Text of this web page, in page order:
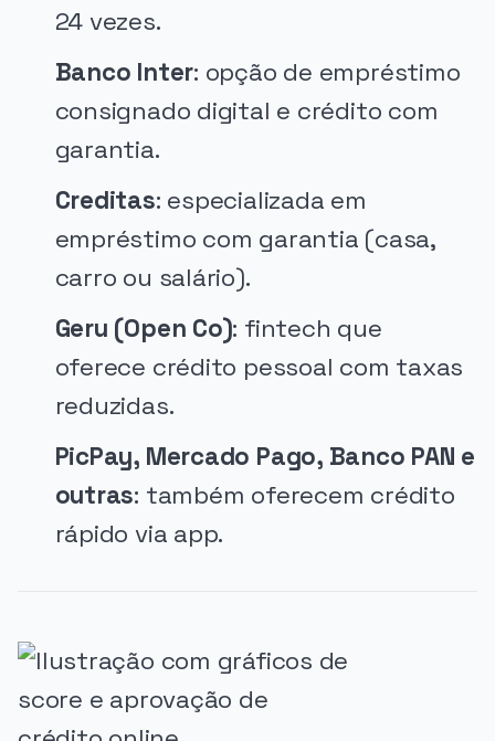
24 vezes.
Banco Inter: opção de empréstimo
consignado digital e crédito com
garantia.
Creditas: especializada em
empréstimo com garantia (casa,
carro ou salário).
Geru (Open Co): fintech que
oferece crédito pessoal com taxas
reduzidas.
PicPay, Mercado Pago, Banco PAN e
outras: também oferecem crédito
rápido via app.